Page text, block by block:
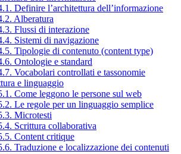
Definire l’architettura dell’informazione
Alberatura
Flussi di interazione
Sistemi di navigazione
Tipologie di contenuto (content type)
Ontologie e standard
Vocabolari controllati e tassonomie
e linguaggio
Come leggono le persone sul web
Le regole per un linguaggio semplice
Microtesti
Scrittura collaborativa
Content critique
Traduzione e localizzazione dei contenuti